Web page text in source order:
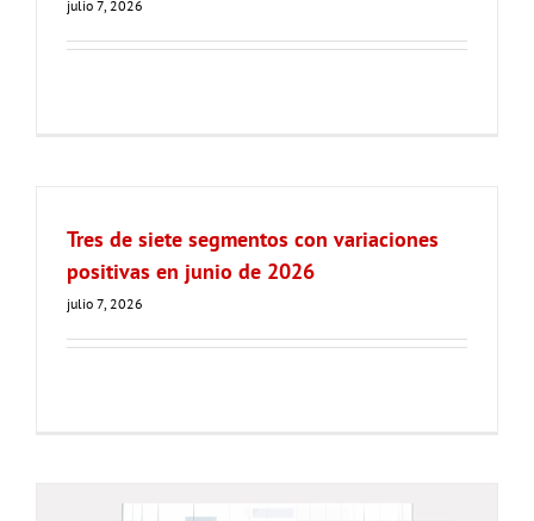
julio 7, 2026
Tres de siete segmentos con variaciones
positivas en junio de 2026
julio 7, 2026